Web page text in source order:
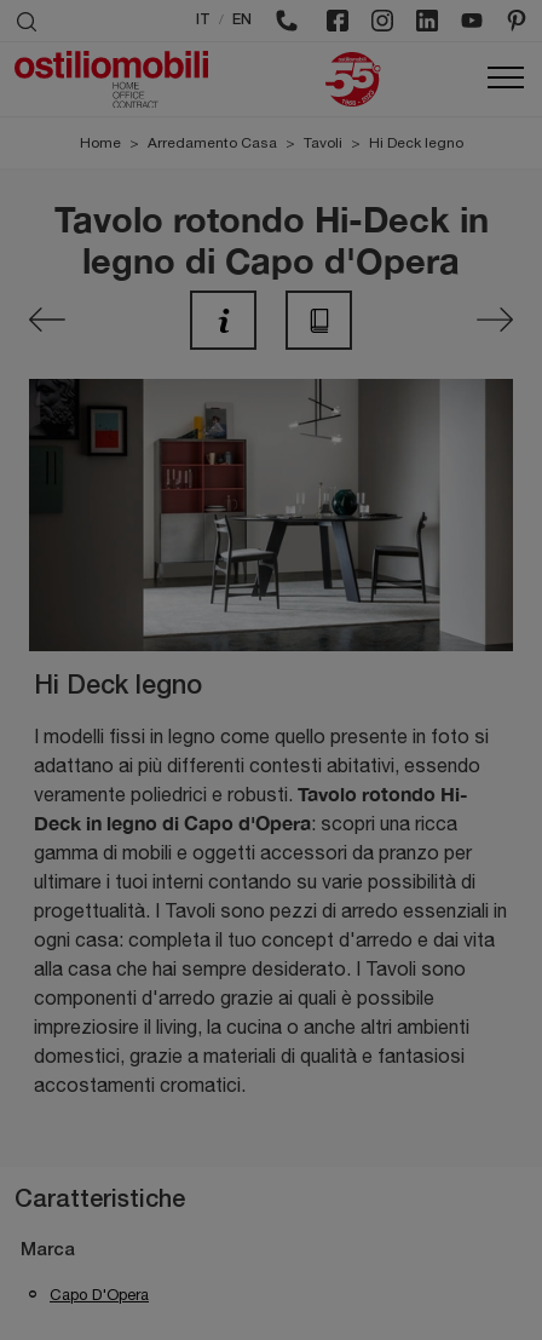
/ EN
Home > Arredamento Casa > Tavoli > Hi Deck legno
Tavolo rotondo Hi-Deck in
legno di Capo d'Opera
Hi Deck legno
I modelli fissi in legno come quello presente in foto si
adattano ai più differenti contesti abitativi, essendo
veramente poliedrici e robusti. Tavolo rotondo Hi-
Deck in legno di Capo d'Opera: scopri una ricca
gamma di mobili e oggetti accessori da pranzo per
ultimare i tuoi interni contando su varie possibilità di
progettualità. I Tavoli sono pezzi di arredo essenziali in
ogni casa: completa il tuo concept d'arredo e dai vita
alla casa che hai sempre desiderato. I Tavoli sono
componenti d'arredo grazie ai quali è possibile
impreziosire il living, la cucina o anche altri ambienti
domestici, grazie a materiali di qualità e fantasiosi
accostamenti cromatici.
Caratteristiche
Marca
Capo D'Opera